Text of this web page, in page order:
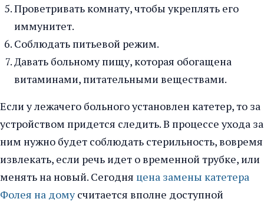
Проветривать комнату, чтобы укреплять его
иммунитет.
Соблюдать питьевой режим.
Давать больному пищу, которая обогащена
витаминами, питательными веществами.
Если у лежачего больного установлен катетер, то за
устройством придется следить. В процессе ухода за
ним нужно будет соблюдать стерильность, вовремя
извлекать, если речь идет о временной трубке, или
менять на новый. Сегодня цена замены катетера
Фолея на домусчитается вполне доступной